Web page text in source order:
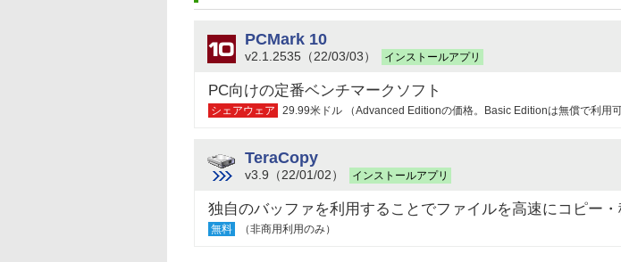
PCMark 10
v2.1.2535（22/03/03） インストールアプリ
PC向けの定番ベンチマークソフト
シェアウェア 29.99米ドル （Advanced Editionの価格。Basic Editionは無償で利用可
TeraCopy
v3.9（22/01/02） インストールアプリ
独自のバッファを利用することでファイルを高速にコピー・
無料 （非商用利用のみ）